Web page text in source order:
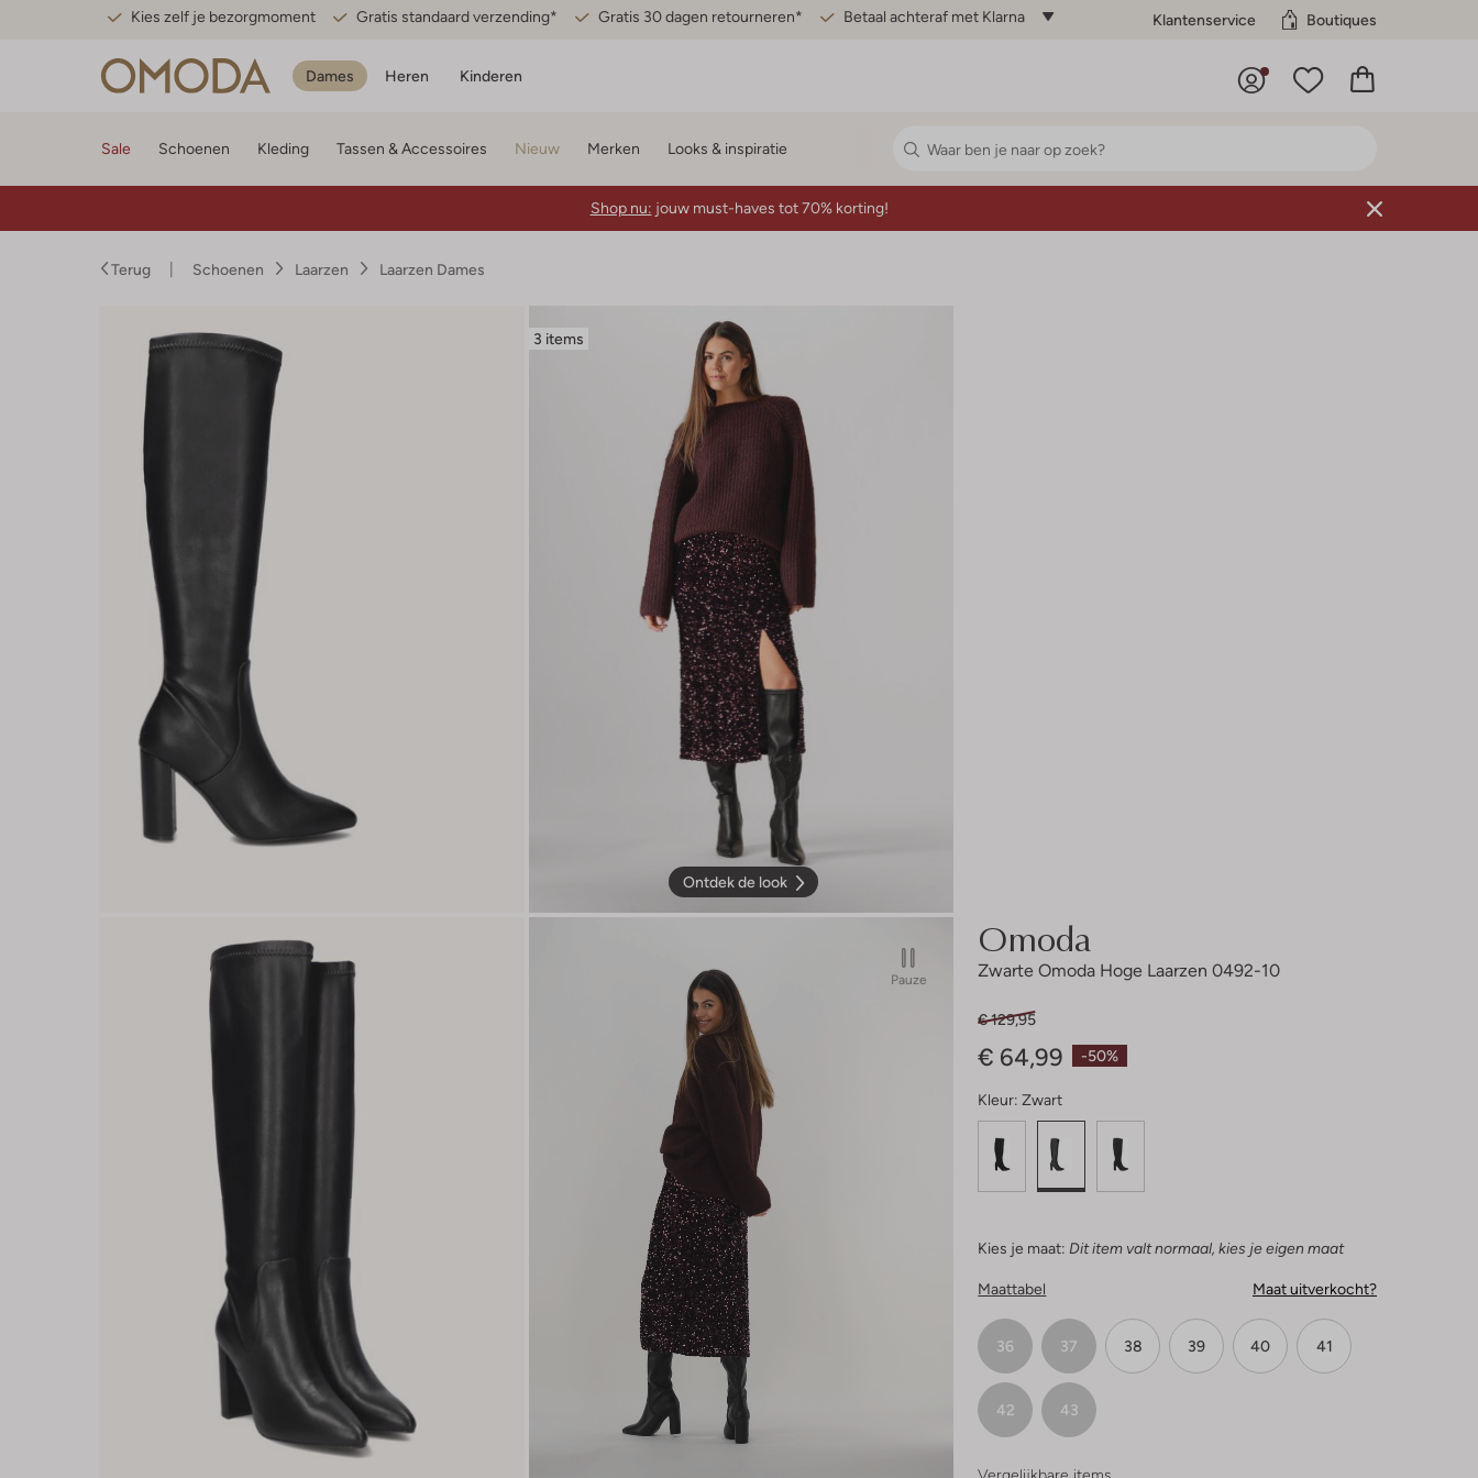
Kies zelf je bezorgmoment Gratis standaard verzending* Gratis 30 dagen retourneren* Betaal achteraf met Klarna Klantenservice Boutiques
Dames Heren Kinderen
Sale Schoenen Kleding Tassen & Accessoires Nieuw Merken Looks & inspiratie
Shop nu: jouw must-haves tot 70% korting!
Terug Schoenen Laarzen Laarzen Dames
3 items
Ontdek de look
Pauze
Omoda
Zwarte Omoda Hoge Laarzen 0492-10
-50%
€ 129,95
€ 64,99
Kleur: Zwart
Kies je maat: Dit item valt normaal, kies je eigen maat
Maattabel Maat uitverkocht?
36 37 38 39 40 41
42 43